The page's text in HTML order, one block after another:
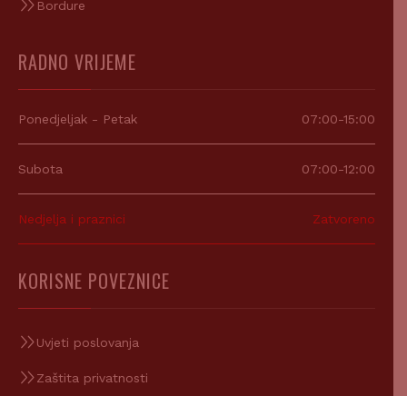
Bordure
RADNO VRIJEME
Ponedjeljak - Petak 07:00-15:00
Subota 07:00-12:00
Nedjelja i praznici Zatvoreno
KORISNE POVEZNICE
Uvjeti poslovanja
Zaštita privatnosti